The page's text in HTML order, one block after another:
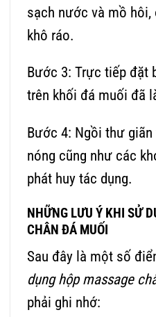
sạch nước và mồ hôi,
khô ráo.
Bước 3: Trực tiếp đặt
trên khối đá muối đã
Bước 4: Ngồi thư
nóng cũng như các
phát huy tác dụng.
NHỮNG LƯU Ý KHI SỬ
CHÂN ĐÁ MUỐI
Sau đây là một số
dụng hộp massage
phải ghi nhớ: